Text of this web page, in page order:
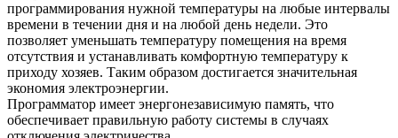
программирования нужной температуры на любые интервалы
времени в течении дня и на любой день недели. Это
позволяет уменьшать температуру помещения на время
отсутствия и устанавливать комфортную температуру к
приходу хозяев. Таким образом достигается значительная
экономия электроэнергии.
Программатор имеет энергонезависимую память, что
обеспечивает правильную работу системы в случаях